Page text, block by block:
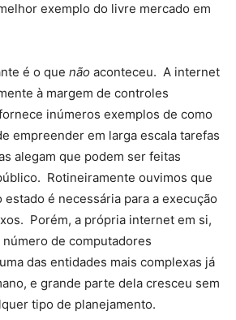
exemplo do livre mercado em
é o que não aconteceu. A internet
à margem de controles
inúmeros exemplos de como
empreender em larga escala tarefas
alegam que podem ser feitas
Rotineiramente ouvimos que
estado é necessária para a execução
Porém, a própria internet em si,
de computadores
das entidades mais complexas já
e grande parte dela cresceu sem
tipo de planejamento.